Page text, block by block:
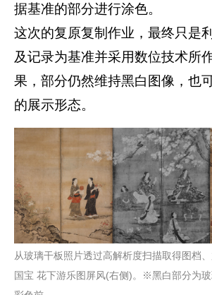
据基准的部分进行涂色。
这次的复原复制作业，最终只是
及记录为基准并采用数位技术所
果，部分仍然维持黑白图像，也
的展示形态。
从玻璃干板照片透过高解析度扫描取得图档
国宝 花下游乐图屏风(右侧)。※黑白部分为玻